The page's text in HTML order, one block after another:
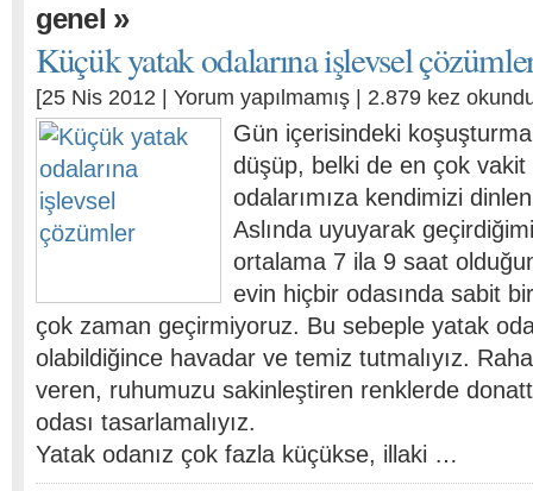
genel »
Küçük yatak odalarına işlevsel
[25 Nis 2012 | Yorum yapılmamış | 2.879 kez
Gün içerisindeki
düşüp, belki de en çok
odalarımıza kendimizi
Aslında uyuyarak
ortalama 7 ila 9 saat
evin hiçbir odasında sabit
çok zaman geçirmiyoruz. Bu sebeple yatak
olabildiğince havadar ve temiz tutmalıyız.
veren, ruhumuzu sakinleştiren renklerde
odası tasarlamalıyız.
Yatak odanız çok fazla küçükse, illaki …